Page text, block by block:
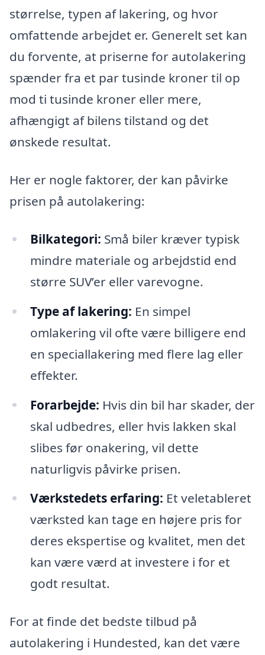
størrelse, typen af lakering, og hvor
omfattende arbejdet er. Generelt set kan
du forvente, at priserne for autolakering
spænder fra et par tusinde kroner til op
mod ti tusinde kroner eller mere,
afhængigt af bilens tilstand og det
ønskede resultat.
Her er nogle faktorer, der kan påvirke
prisen på autolakering:
Bilkategori: Små biler kræver typisk
mindre materiale og arbejdstid end
større SUV’er eller varevogne.
Type af lakering: En simpel
omlakering vil ofte være billigere end
en speciallakering med flere lag eller
effekter.
Forarbejde: Hvis din bil har skader, der
skal udbedres, eller hvis lakken skal
slibes før onakering, vil dette
naturligvis påvirke prisen.
Værkstedets erfaring: Et veletableret
værksted kan tage en højere pris for
deres ekspertise og kvalitet, men det
kan være værd at investere i for et
godt resultat.
For at finde det bedste tilbud på
autolakering i Hundested, kan det være